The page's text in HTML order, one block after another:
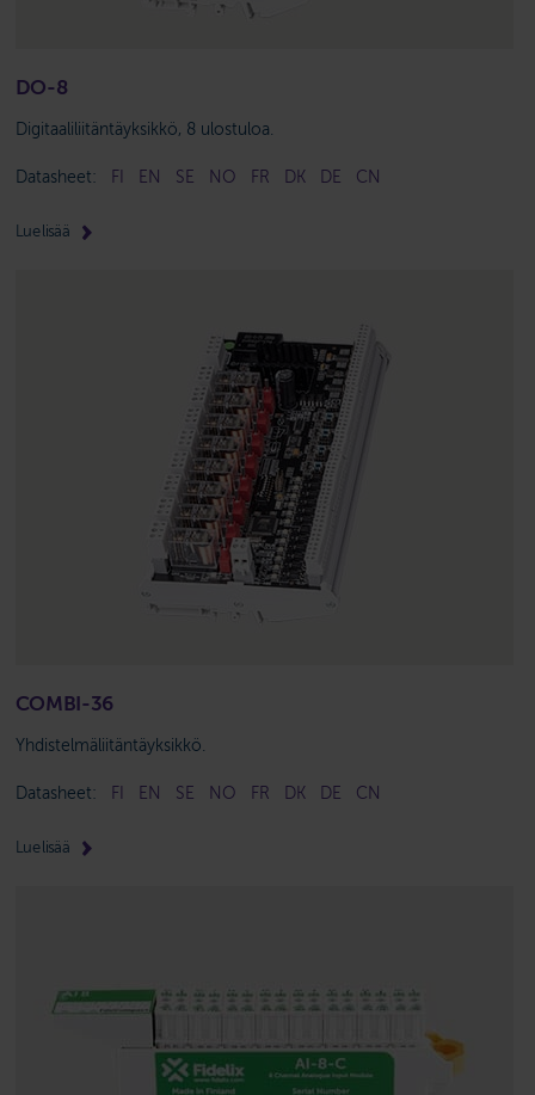
DO-8
Digitaaliliitäntäyksikkö, 8 ulostuloa.
Datasheet: FI EN SE NO FR DK DE CN
Lue lisää
COMBI-36
Yhdistelmäliitäntäyksikkö.
Datasheet: FI EN SE NO FR DK DE CN
Lue lisää